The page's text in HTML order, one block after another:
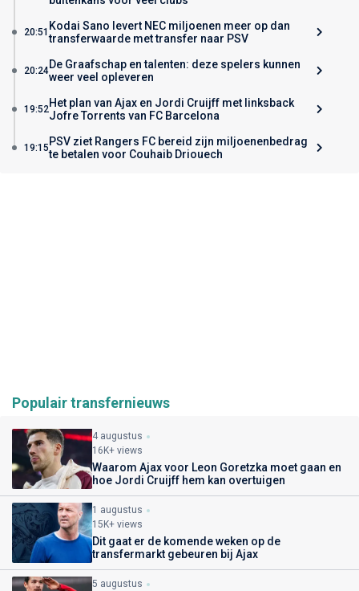
20:51 Kodai Sano levert NEC miljoenen meer op dan
transferwaarde met transfer naar PSV
20:24De Graafschap en talenten: deze spelers kunnen
weer veel opleveren
19:52Het plan van Ajax en Jordi Cruijff met linksback
Jofre Torrents van FC Barcelona
19:15 PSV ziet Rangers FC bereid zijn miljoenenbedrag
te betalen voor Couhaib Driouech
Populair transfernieuws
4 augustus
16K+ views
Waarom Ajax voor Leon Goretzka moet gaan en
hoe Jordi Cruijff hem kan overtuigen
1 augustus
15K+ views
Dit gaat er de komende weken op de
transfermarkt gebeuren bij Ajax
5 augustus